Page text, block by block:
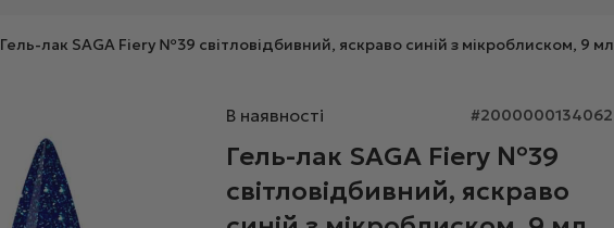
Гель-лак SAGA Fiery №39 світловідбивний, яскраво синій з мікроблиском, 9 мл
В наявності #2000000134062
Гель-лак SAGA Fiery №39
світловідбивний, яскраво